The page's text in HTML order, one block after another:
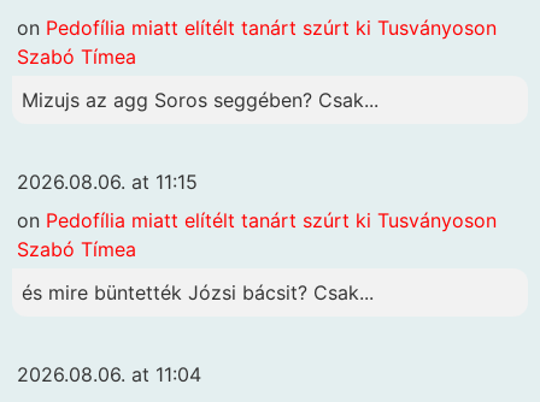
on Pedofília miatt elítélt tanárt szúrt ki Tusványoson
Szabó Tímea
Mizujs az agg Soros seggében? Csak...
2026.08.06. at 11:15
on Pedofília miatt elítélt tanárt szúrt ki Tusványoson
Szabó Tímea
és mire büntették Józsi bácsit? Csak...
2026.08.06. at 11:04